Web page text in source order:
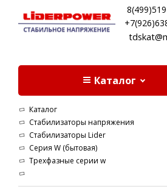
Каталог
Каталог
Стабилизаторы напряжения
Стабилизаторы Lider
Cерия W (бытовая)
Трехфазные серии w